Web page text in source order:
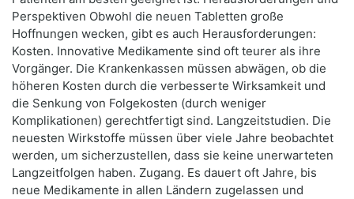
Perspektiven Obwohl die neuen Tabletten große
Hoffnungen wecken, gibt es auch Herausforderungen:
Kosten. Innovative Medikamente sind oft teurer als ihre
Vorgänger. Die Krankenkassen müssen abwägen, ob die
höheren Kosten durch die verbesserte Wirksamkeit und
die Senkung von Folgekosten (durch weniger
Komplikationen) gerechtfertigt sind. Langzeitstudien. Die
neuesten Wirkstoffe müssen über viele Jahre beobachtet
werden, um sicherzustellen, dass sie keine unerwarteten
Langzeitfolgen haben. Zugang. Es dauert oft Jahre, bis
neue Medikamente in allen Ländern zugelassen und